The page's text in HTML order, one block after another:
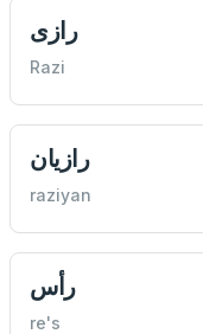
رازی
Razi
رازيان
raziyan
رأس
re's